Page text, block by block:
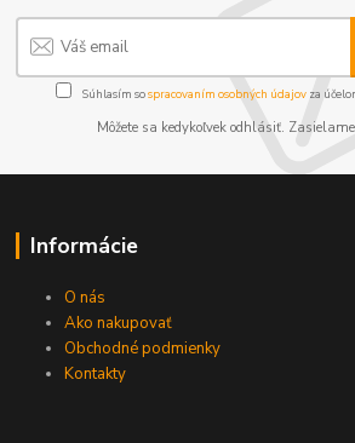
Súhlasím sospracovaním osobných údajov za
Môžete sa kedykoľvek odhlásiť.
Informácie
O nás
Ako nakupovať
Obchodné podmienky
Kontakty